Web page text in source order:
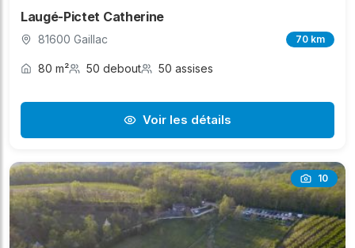
Laugé-Pictet Catherine
81600 Gaillac 70 km
80 m² 50 debout 50 assises
Voir les détails
10